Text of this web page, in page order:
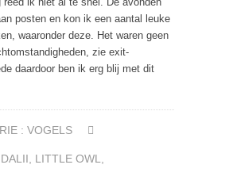
posten en kon ik een aantal leuke
waaronder deze. Het waren geen
zie exit-
daardoor ben ik erg blij met dit
: VOGELS
LITTLE OWL